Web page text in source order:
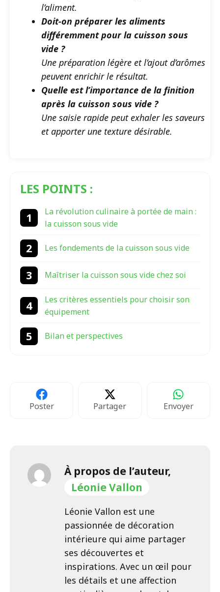
l’aliment.
Doit-on préparer les aliments
différemment pour la cuisson sous
vide ?
Une préparation légère et l’ajout d’arômes
peuvent enrichir le résultat.
Quelle est l’importance de la finition
après la cuisson sous vide ?
Une saisie rapide peut exhaler les saveurs
et apporter une texture désirable.
LES POINTS :
La révolution culinaire à portée de main :
la cuisson sous vide
Les fondements de la cuisson sous vide
Maîtriser la cuisson sous vide chez soi
Les critères essentiels pour choisir son
équipement
Bilan et perspectives
Poster Partager Envoyer
À propos de l’auteur,
Léonie Vallon
Léonie Vallon est une
passionnée de décoration
intérieure qui aime partager
ses découvertes et
inspirations. Avec un œil pour
les détails et une affection